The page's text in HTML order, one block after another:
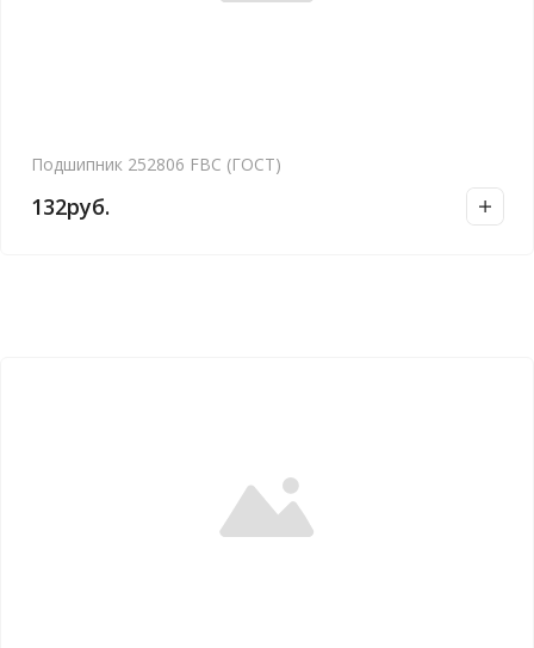
Подшипник 252806 FBC (ГОСТ)
132руб.